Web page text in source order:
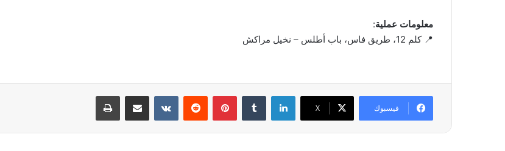
معلومات عملية:
📍 كلم 12، طريق فاس، باب أطلس – نخيل مراكش
فيسبوك ‫X
لينكدإن بينتيريست مشاركة عبر البريد طباعة